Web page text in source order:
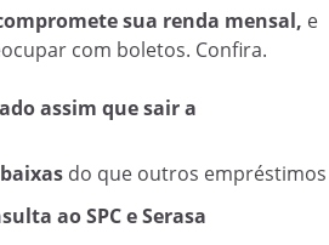
sua renda mensal, e
com boletos. Confira.
assim que sair a
do que outros empréstimos
ao SPC e Serasa